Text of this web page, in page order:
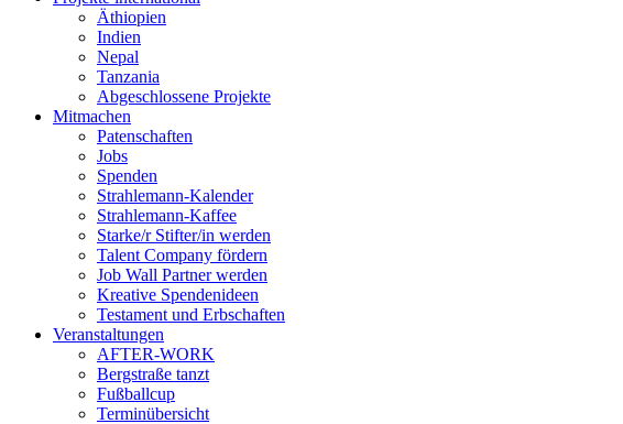
Äthiopien
Indien
Nepal
Tanzania
Abgeschlossene Projekte
Mitmachen
Patenschaften
Jobs
Spenden
Strahlemann-Kalender
Strahlemann-Kaffee
Starke/r Stifter/in werden
Talent Company fördern
Job Wall Partner werden
Kreative Spendenideen
Testament und Erbschaften
Veranstaltungen
AFTER-WORK
Bergstraße tanzt
Fußballcup
Terminübersicht